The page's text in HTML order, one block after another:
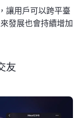
讓用戶可以跨平臺
發展也會持續增加
友